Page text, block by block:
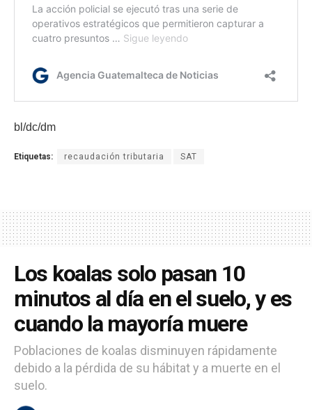
bl/dc/dm
Etiquetas: recaudación tributaria SAT
Los koalas solo pasan 10
minutos al día en el suelo, y es
cuando la mayoría muere
Poblaciones de koalas disminuyen rápidamente
debido a la pérdida de su hábitat y a muerte en el
suelo.